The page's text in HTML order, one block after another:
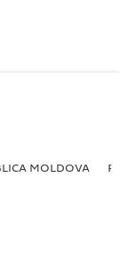
MOLDOVA